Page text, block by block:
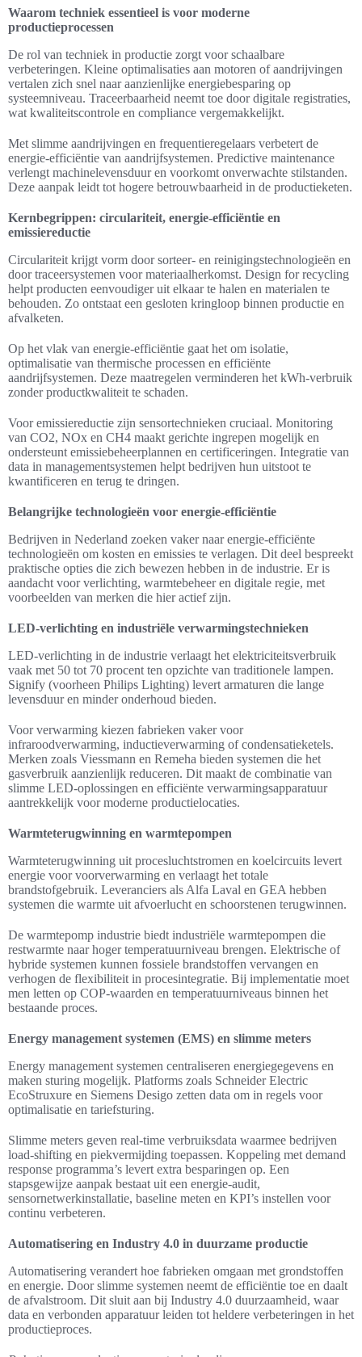
Waarom techniek essentieel is voor moderne
productieprocessen
De rol van techniek in productie zorgt voor schaalbare
verbeteringen. Kleine optimalisaties aan motoren of aandrijvingen
vertalen zich snel naar aanzienlijke energiebesparing op
systeemniveau. Traceerbaarheid neemt toe door digitale registraties,
wat kwaliteitscontrole en compliance vergemakkelijkt.
Met slimme aandrijvingen en frequentieregelaars verbetert de
energie-efficiëntie van aandrijfsystemen. Predictive maintenance
verlengt machinelevensduur en voorkomt onverwachte stilstanden.
Deze aanpak leidt tot hogere betrouwbaarheid in de productieketen.
Kernbegrippen: circulariteit, energie-efficiëntie en
emissiereductie
Circulariteit krijgt vorm door sorteer- en reinigingstechnologieën en
door traceersystemen voor materiaalherkomst. Design for recycling
helpt producten eenvoudiger uit elkaar te halen en materialen te
behouden. Zo ontstaat een gesloten kringloop binnen productie en
afvalketen.
Op het vlak van energie-efficiëntie gaat het om isolatie,
optimalisatie van thermische processen en efficiënte
aandrijfsystemen. Deze maatregelen verminderen het kWh-verbruik
zonder productkwaliteit te schaden.
Voor emissiereductie zijn sensortechnieken cruciaal. Monitoring
van CO2, NOx en CH4 maakt gerichte ingrepen mogelijk en
ondersteunt emissiebeheerplannen en certificeringen. Integratie van
data in managementsystemen helpt bedrijven hun uitstoot te
kwantificeren en terug te dringen.
Belangrijke technologieën voor energie-efficiëntie
Bedrijven in Nederland zoeken vaker naar energie-efficiënte
technologieën om kosten en emissies te verlagen. Dit deel bespreekt
praktische opties die zich bewezen hebben in de industrie. Er is
aandacht voor verlichting, warmtebeheer en digitale regie, met
voorbeelden van merken die hier actief zijn.
LED-verlichting en industriële verwarmingstechnieken
LED-verlichting in de industrie verlaagt het elektriciteitsverbruik
vaak met 50 tot 70 procent ten opzichte van traditionele lampen.
Signify (voorheen Philips Lighting) levert armaturen die lange
levensduur en minder onderhoud bieden.
Voor verwarming kiezen fabrieken vaker voor
infraroodverwarming, inductieverwarming of condensatieketels.
Merken zoals Viessmann en Remeha bieden systemen die het
gasverbruik aanzienlijk reduceren. Dit maakt de combinatie van
slimme LED-oplossingen en efficiënte verwarmingsapparatuur
aantrekkelijk voor moderne productielocaties.
Warmteterugwinning en warmtepompen
Warmteterugwinning uit procesluchtstromen en koelcircuits levert
energie voor voorverwarming en verlaagt het totale
brandstofgebruik. Leveranciers als Alfa Laval en GEA hebben
systemen die warmte uit afvoerlucht en schoorstenen terugwinnen.
De warmtepomp industrie biedt industriële warmtepompen die
restwarmte naar hoger temperatuurniveau brengen. Elektrische of
hybride systemen kunnen fossiele brandstoffen vervangen en
verhogen de flexibiliteit in procesintegratie. Bij implementatie moet
men letten op COP-waarden en temperatuurniveaus binnen het
bestaande proces.
Energy management systemen (EMS) en slimme meters
Energy management systemen centraliseren energiegegevens en
maken sturing mogelijk. Platforms zoals Schneider Electric
EcoStruxure en Siemens Desigo zetten data om in regels voor
optimalisatie en tariefsturing.
Slimme meters geven real-time verbruiksdata waarmee bedrijven
load-shifting en piekvermijding toepassen. Koppeling met demand
response programma’s levert extra besparingen op. Een
stapsgewijze aanpak bestaat uit een energie-audit,
sensornetwerkinstallatie, baseline meten en KPI’s instellen voor
continu verbeteren.
Automatisering en Industry 4.0 in duurzame productie
Automatisering verandert hoe fabrieken omgaan met grondstoffen
en energie. Door slimme systemen neemt de efficiëntie toe en daalt
de afvalstroom. Dit sluit aan bij Industry 4.0 duurzaamheid, waar
data en verbonden apparatuur leiden tot heldere verbeteringen in het
productieproces.